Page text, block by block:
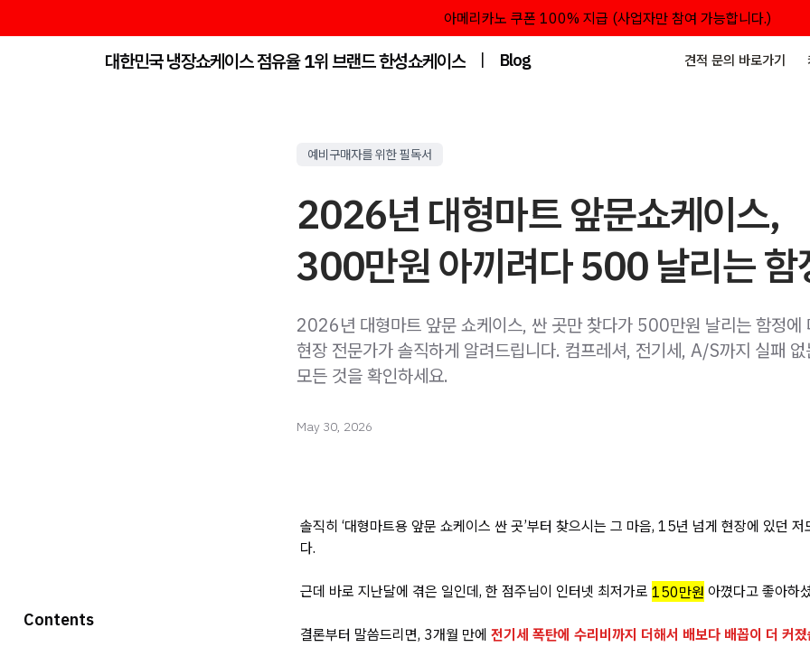
아메리카노 쿠폰 100% 지급 (사업자만 참여 가능합니다.)
대한민국 냉장쇼케이스 점유율 1위 브랜드 한성쇼케이스 | Blog 견적 문의 바로가기
예비구매자를 위한 필독서
2026년 대형마트 앞문쇼케이스,
300만원 아끼려다 500 날리는 함
2026년 대형마트 앞문 쇼케이스, 싼 곳만 찾다가 500만원 날리는 함정에
현장 전문가가 솔직하게 알려드립니다. 컴프레셔, 전기세, A/S까지 실패 없
모든 것을 확인하세요.
May 30, 2026
솔직히 ‘대형마트용 앞문 쇼케이스 싼 곳’부터 찾으시는 그 마음, 15년 넘게 현장에 있던 저
다.
근데 바로 지난달에 겪은 일인데, 한 점주님이 인터넷 최저가로 150만원 아꼈다고 좋아하
결론부터 말씀드리면, 3개월 만에 전기세 폭탄에 수리비까지 더해서 배보다 배꼽이 더 커
Contents